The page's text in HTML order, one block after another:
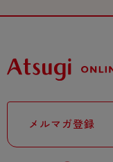
メルマガ登録